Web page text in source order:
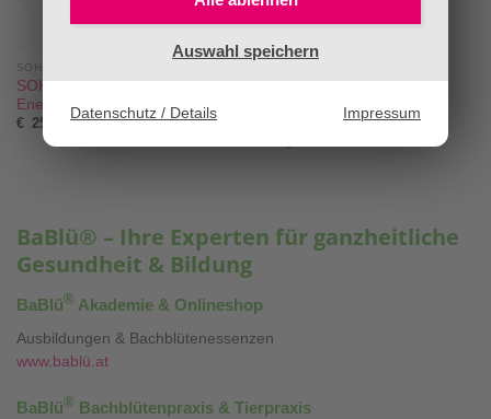
Auswahl speichern
Datenschutz / Details Impressum
SOHAM AURA SPRAYS
SOHAM Spray Neroli –
Energieaufnahme
€ 25,00
Aromatherapie von der
Schwangerschaft bis zur
BaBlü® – Ihre Experten für ganzheitliche
Gesundheit & Bildung
BaBlü® Akademie & Onlineshop
Ausbildungen & Bachblütenessenzen
www.bablü.at
BaBlü® Bachblütenpraxis & Tierpraxis